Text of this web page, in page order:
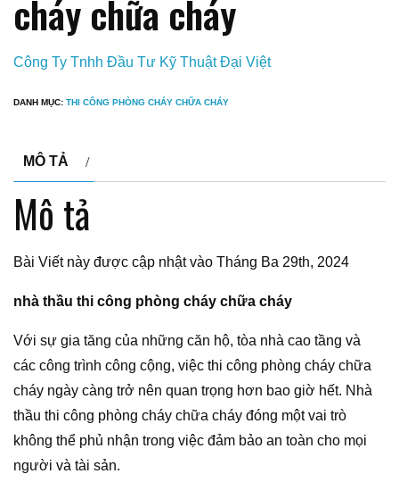
cháy chữa cháy
Công Ty Tnhh Đầu Tư Kỹ Thuật Đại Việt
DANH MỤC: THI CÔNG PHÒNG CHÁY CHỮA CHÁY
MÔ TẢ
Mô tả
Bài Viết này được cập nhật vào Tháng Ba 29th, 2024
nhà thầu thi công phòng cháy chữa cháy
Với sự gia tăng của những căn hộ, tòa nhà cao tầng và
các công trình công cộng, việc thi công phòng cháy chữa
cháy ngày càng trở nên quan trọng hơn bao giờ hết. Nhà
thầu thi công phòng cháy chữa cháy đóng một vai trò
không thể phủ nhận trong việc đảm bảo an toàn cho mọi
người và tài sản.